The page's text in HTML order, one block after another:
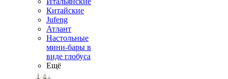
Китайские
Jufeng
Атлант
Настольные
мини-бары в
виде глобуса
Ещё